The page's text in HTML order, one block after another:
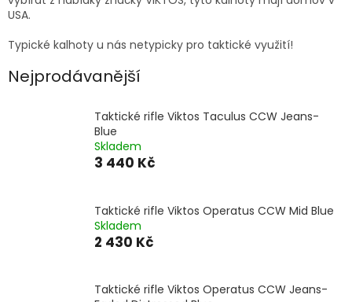
USA.
Typické kalhoty u nás netypicky pro taktické využití!
Nejprodávanější
Taktické rifle Viktos Taculus CCW Jeans-
Blue
Skladem
3 440 Kč
Taktické rifle Viktos Operatus CCW Mid Blue
Skladem
2 430 Kč
Taktické rifle Viktos Operatus CCW Jeans-